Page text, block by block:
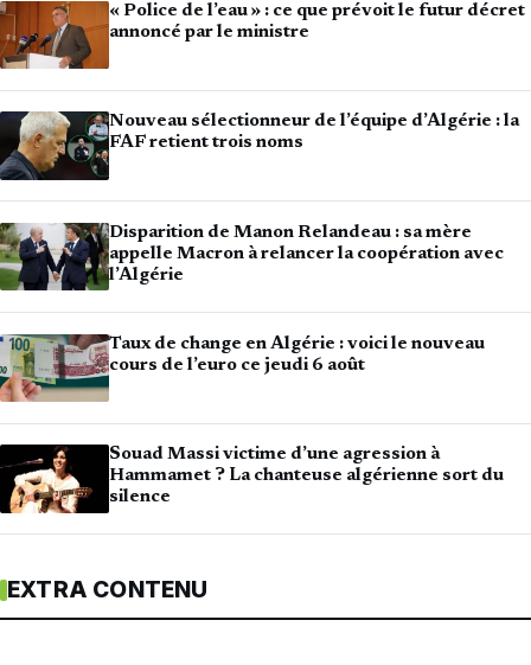
« Police de l’eau » : ce que prévoit le futur décret
annoncé par le ministre
Nouveau sélectionneur de l’équipe d’Algérie : la
FAF retient trois noms
Disparition de Manon Relandeau : sa mère
appelle Macron à relancer la coopération avec
l’Algérie
Taux de change en Algérie : voici le nouveau
cours de l’euro ce jeudi 6 août
Souad Massi victime d’une agression à
Hammamet ? La chanteuse algérienne sort du
silence
EXTRA CONTENU